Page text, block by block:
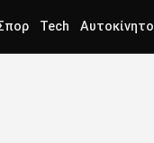
Tech Αυτοκίνητο